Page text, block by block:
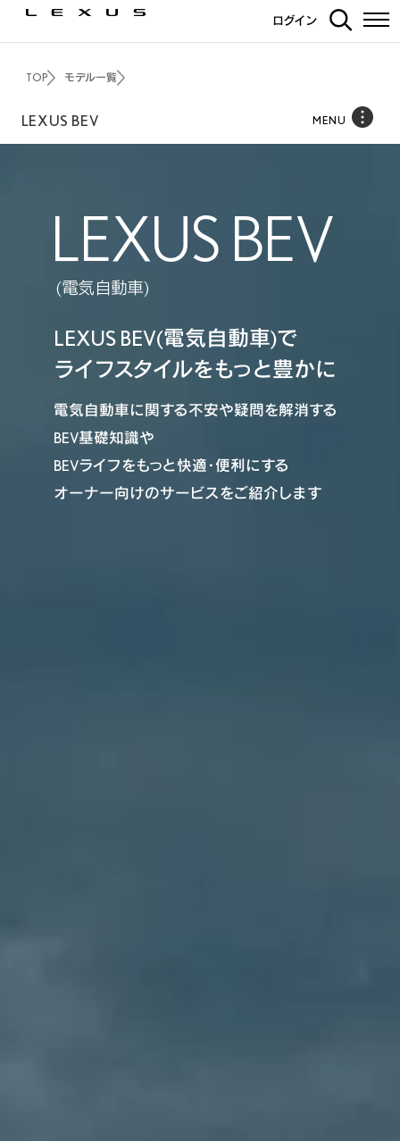
ログイン
TOP モデル一覧
LEXUS BEV
(電気自動車)
LEXUS BEV(電気自動車)で
ライフスタイルをもっと豊かに
電気自動車に関する不安や疑問を解消する
BEV基礎知識や
BEVライフをもっと快適・便利にする
オーナー向けのサービスをご紹介します
LEXUS BEV MENU